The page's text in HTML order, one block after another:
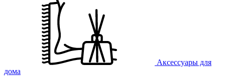
Аксессуары для
дома